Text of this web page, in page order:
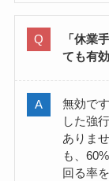
「休業
ても有
無効で
した強
ありま
も、
回る率